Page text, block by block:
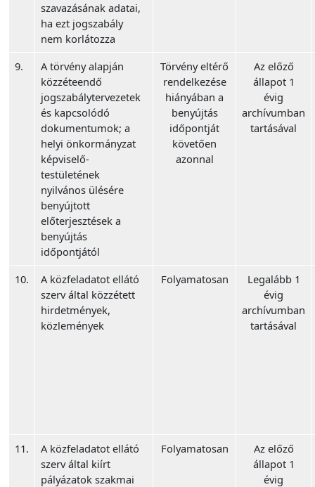
szavazásának adatai,
ha ezt jogszabály
nem korlátozza
9.
A törvény alapján
közzéteendő
jogszabálytervezetek
és kapcsolódó
dokumentumok; a
helyi önkormányzat
képviselő-
testületének
nyilvános ülésére
benyújtott
előterjesztések a
benyújtás
időpontjától
Törvény eltérő
rendelkezése
hiányában a
benyújtás
időpontját
követően
azonnal
Az előző
állapot 1
évig
archívumban
tartásával
10.
A közfeladatot ellátó
szerv által közzétett
hirdetmények,
közlemények
Folyamatosan
Legalább 1
évig
archívumban
tartásával
11.
A közfeladatot ellátó
szerv által kiírt
pályázatok szakmai
Folyamatosan
Az előző
állapot 1
évig